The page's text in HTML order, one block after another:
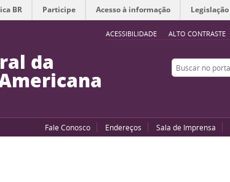
ACESSIBILIDADE ALTO CONTRASTE
BR Participe Acesso à informação Legislação
da Buscar no portal
Fale Conosco Endereços Sala de Imprensa